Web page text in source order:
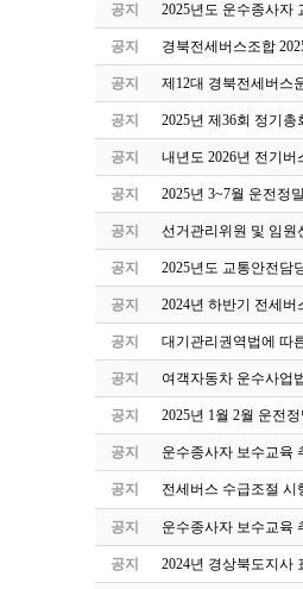
공지 2025년도 운수종사자
공지 경북전세버스조합
공지 제12대 경북전세버스
공지 2025년 제36회 정기총
공지 내년도 2026년 전기
공지 2025년 3~7월 운전정
공지 선거관리위원 및 임원
공지 2025년도 교통안전담
공지 2024년 하반기 전세
공지 대기관리권역법에 따
공지 여객자동차 운수사업
공지 2025년 1월 2월 운전
공지 운수종사자 보수교육
공지 전세버스 수급조절 시
공지 운수종사자 보수교육
공지 2024년 경상북도지사